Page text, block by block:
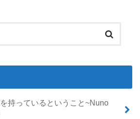
持っているということ~Nuno